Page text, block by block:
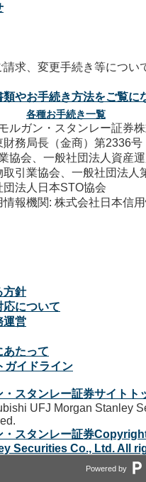
やお手続き方法をご覧に
各種お手続き一覧
ルガン・スタンレー証券
務局長（金商）第2336号
協会、一般社団法人資産
引業協会、一般社団法人
法人日本STO協会
報機関: 株式会社日本信
方針
応について
運営
あたって
ガイドライン
スタンレー証券サイトト
スタンレー証券
Securities Co., Ltd. All
Powered by